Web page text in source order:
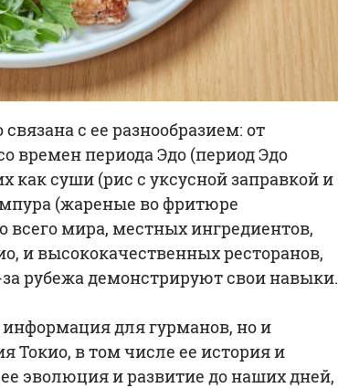
с ее разнообразием: от
времен периода Эдо (период Эдо
как суши (рис с уксусной заправкой и
(жареные во фритюре
мира, местных ингредиентов,
и высококачественных ресторанов,
рубежа демонстрируют свои навыки.
информация для гурманов, но и
Токио, в том числе ее история и
эволюция и развитие до наших дней,